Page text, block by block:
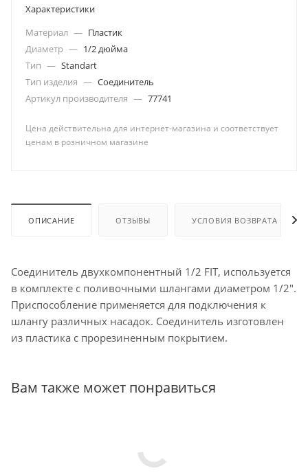
Характеристики
Материал — Пластик
Диаметр — 1/2 дюйма
Тип — Standart
Тип изделия — Соединитель
Артикул производителя — 77741
Цена действительна для интернет-магазина и соответствует
ценам в розничном магазине
ОПИСАНИЕ ОТЗЫВЫ УСЛОВИЯ ВОЗВРАТА
Соединитель двухкомпонентный 1/2 FIT, используется
в комплекте с поливочными шлангами диаметром 1/2".
Приспособление применяется для подключения к
шлангу различных насадок. Соединитель изготовлен
из пластика с прорезиненным покрытием.
Вам также может понравиться